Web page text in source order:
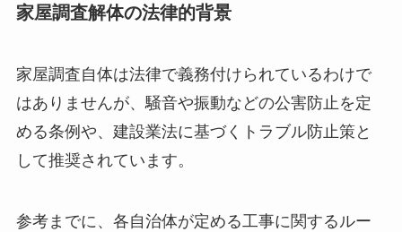
家屋調査解体の法律的背景
家屋調査自体は法律で義務付けられているわけで
はありませんが、騒音や振動などの公害防止を定
める条例や、建設業法に基づくトラブル防止策と
して推奨されています。
参考までに、各自治体が定める工事に関するルー